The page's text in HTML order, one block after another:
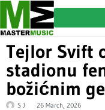
Tejlor Svift
stadionu
božićnim
S J 26 March, 2026